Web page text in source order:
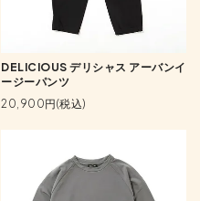
DELICIOUS デリシャス アーバンイ
ージーパンツ
20,900円(税込)